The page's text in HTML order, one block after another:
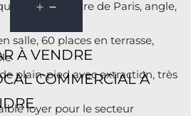
À VENDRE
COMMERCIAL À
: Hyper centre de Paris, angle,
salle, 60 places en terrasse,
plain-pied avec extraction, très
loyer pour le secteur